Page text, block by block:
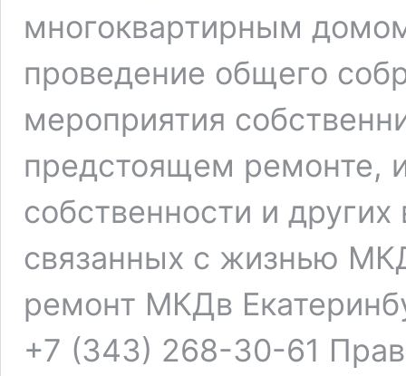
многоквартирным
проведение общего
мероприятия
предстоящем ремонте,
собственности и
связанных с жизнью
ремонт МКДв
+7 (343) 268-30-61